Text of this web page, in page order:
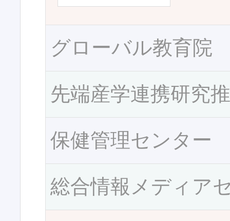
グローバル教育院
先端産学連携研究
保健管理センター
総合情報メディア